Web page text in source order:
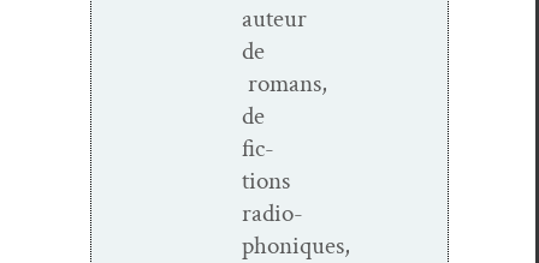
auteur
de
romans,
de
fic­
tions
radio­
phoniques,